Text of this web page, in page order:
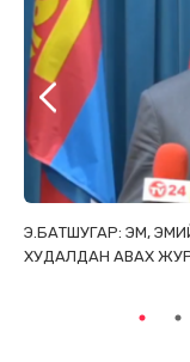
Э.БАТШУГАР: ЭМ,
ХУДАЛДАН АВАХ